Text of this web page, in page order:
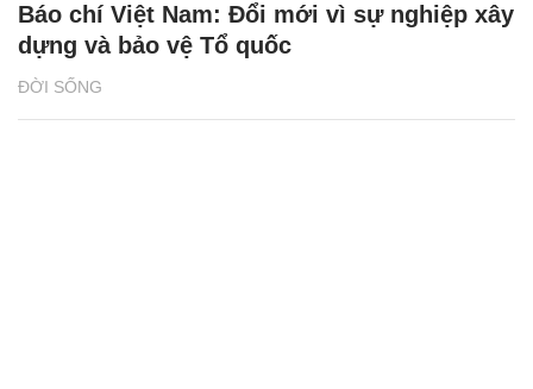
ĐỜI SỐNG
Báo chí Việt Nam: Đổi mới vì sự nghiệp xây
dựng và bảo vệ Tổ quốc